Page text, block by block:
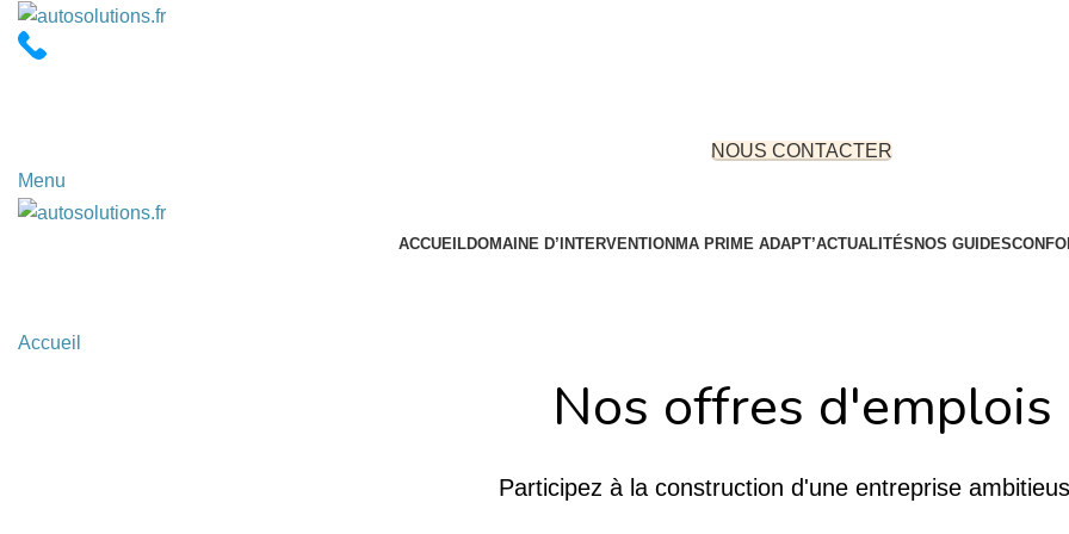
NOUS CONTACTER
Menu
ACCUEILDOMAINE D’INTERVENTIONMA PRIME ADAPT’ACTUALITÉSNOS GUIDES
Accueil
Nos offres d'emplois
Participez à la construction d'une entreprise